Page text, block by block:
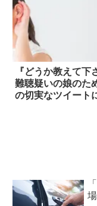
『どうか教えて下
難聴疑いの娘のた
の切実なツイート